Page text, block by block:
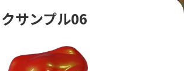
サンプル06